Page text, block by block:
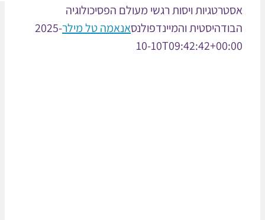
ויסות רגשי מעולם הפסיכולוגיה
והמיינדפולנסאנאמה טל מילר2025-
10-